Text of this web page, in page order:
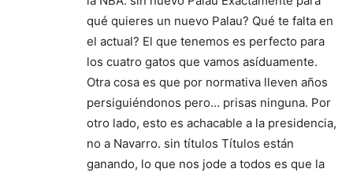
qué quieres un nuevo Palau? Qué te falta en
el actual? El que tenemos es perfecto para
los cuatro gatos que vamos asíduamente.
Otra cosa es que por normativa lleven años
persiguiéndonos pero… prisas ninguna. Por
otro lado, esto es achacable a la presidencia,
no a Navarro. sin títulos Títulos están
ganando, lo que nos jode a todos es que la